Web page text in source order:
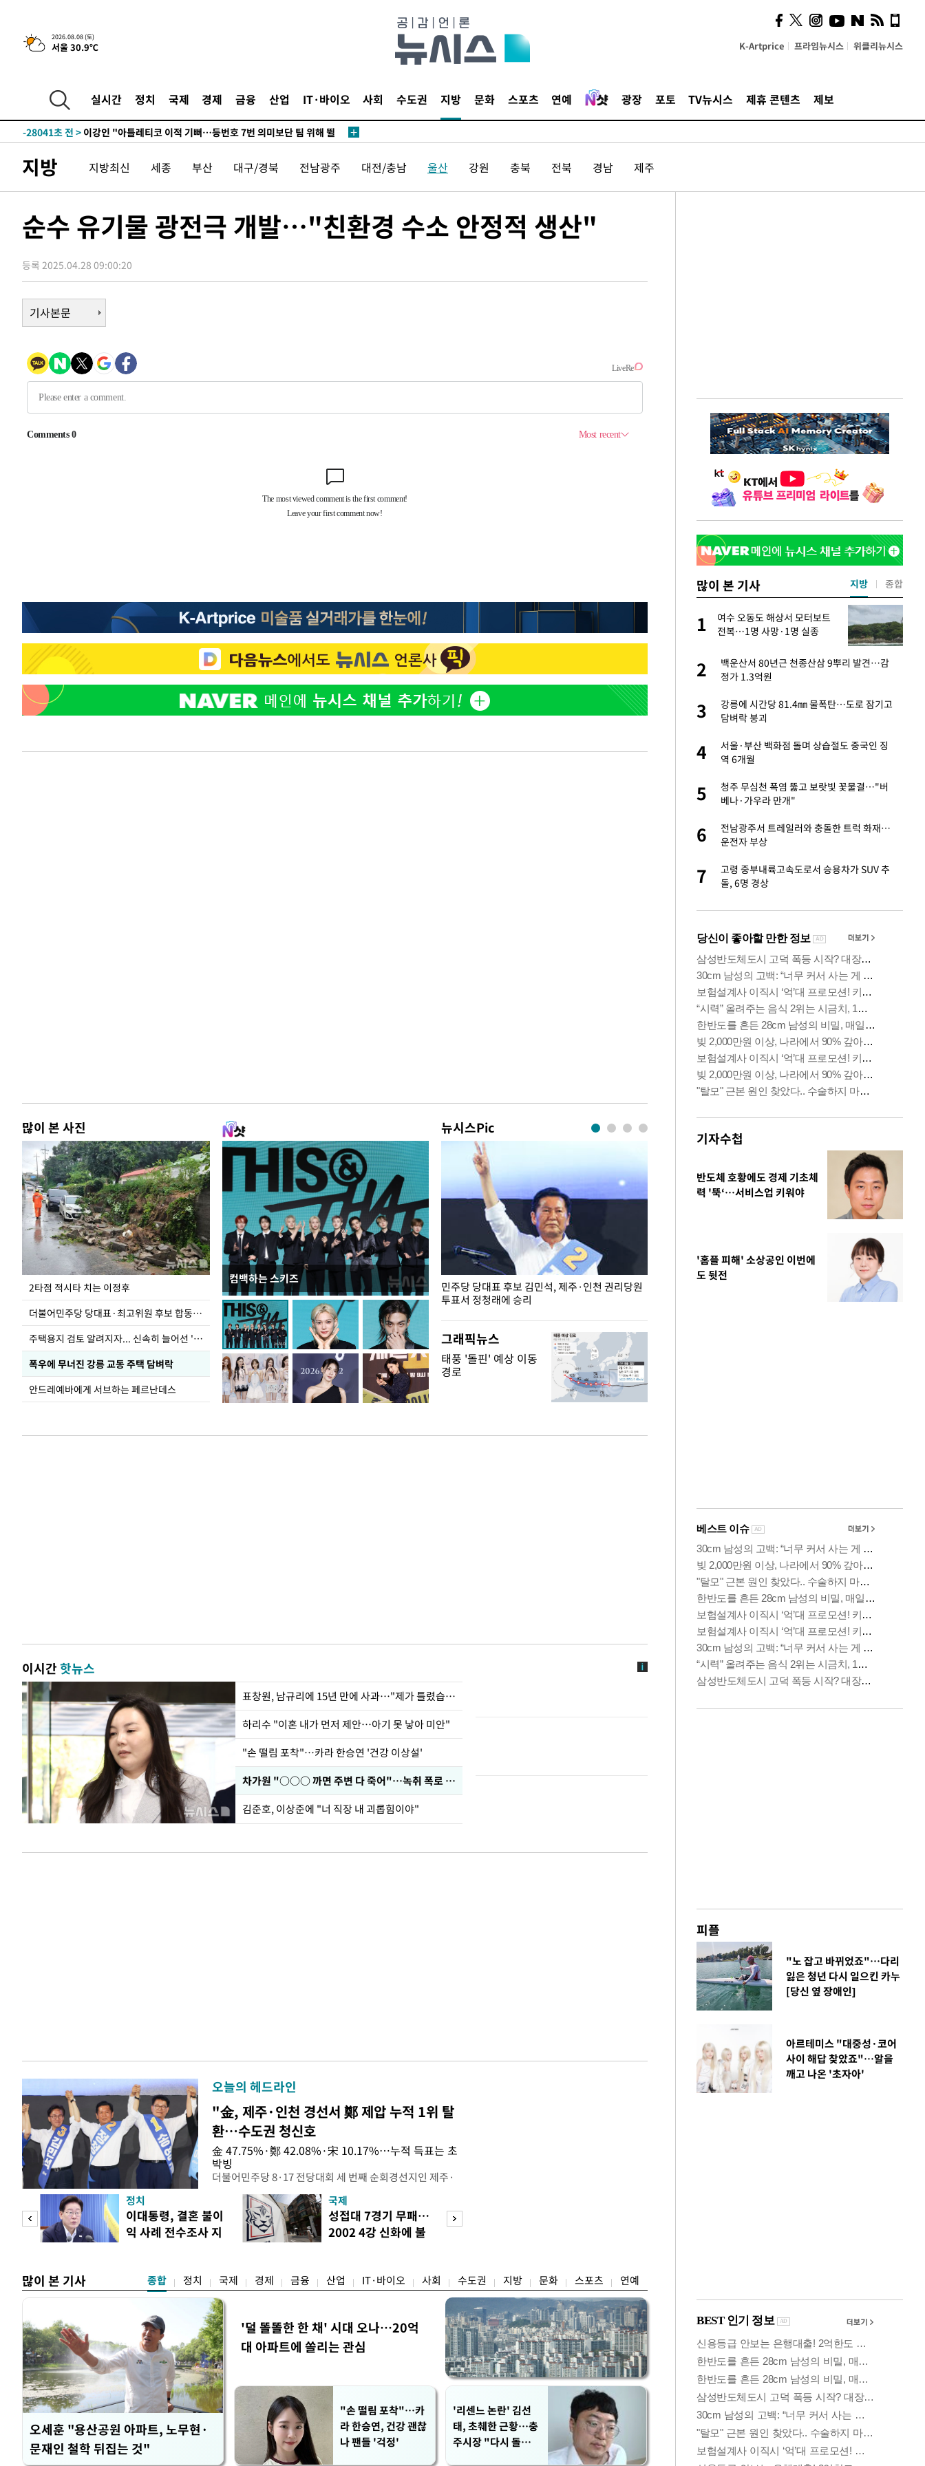
2026.08.08 (토)
서울 30.9℃ K-Artprice 프라임뉴시스 위클리뉴시스
실시간 정치 국제 경제 금융 산업 IT·바이오 사회 수도권 지방 문화 스포츠 연예 광장 포토 TV뉴시스 제휴 콘텐츠 제보
6시간 전 >[속보]뉴욕증시 상승 마감…S&P 0.6% 나스닥 1.3%↑
-29272초 전 >[속보]與최고위원 제주·인천 순회경선…박선원·최민희·서미화·
청래 44.56%
-28507초 전 >
[속보]與 대표 경선 제주·인천 당원투표…金 47.75%·鄭
42.08%·宋 10.17%
-28041초 전 >
것"
-27976초 전 > [속보]與 당대표 경선, 제주·인천 권리당원 투표 김민석 승리
-21020초 전 >
[속보]이강인 "감독님이 원하는 마음 느꼈고, 많은 트로피 원해 아
-20802초 전 >수도권 40도 육박 '펄펄'…동해안 일부 지역엔 호의주의보
-13716초 전 >강릉에 시간당 81.4㎜ 물폭탄…도로 잠기고 담벼락 붕괴
-7533초 전 >선재도서 해루질 나섰다 실종 60대, 닷새 만에 숨진 채 발견
-5067초 전 >남자 농구, 나고야 아시안게임서 '홈팀' 일본과 한일전
-4443초 전 >
-670초 전 >극한폭염 한풀 꺾이지만…'낮 최고 35도' 무더위, 열대야 계속[다음주
1시간 전 > [속보]'압수수색·성접대 논란' 축구협회 "실망과 걱정 안겨드려 죄송"
4시간 전 >'최고 37도' 폭염 지속…강원동해안 최대 150㎜ 비
6시간 전 >[속보]뉴욕증시 상승 마감…S&P 0.6% 나스닥 1.3%↑
한민수·김용 순
-29225초 전 >
이강인 "아틀레티코 이적 기뻐…등번호 7번 의미보단 팀 위해 뛸
[속보]與 당대표 경선, 제주·인천 권리당원 투표 김민석 승리
낮 최고 35도 '무더위'…동해안 시간당 30㎜ '강한 비'[내일날씨]
-9823초 전 >
백운산서 80년근 천종산삼 9뿌리 발견…감정가 1.3억원
-7533초 전 >선재도서 해루질 나섰다 실종 60대, 닷새 만에 숨진 채 발견
-5067초 전 > 남자 농구, 나고야 아시안게임서 '홈팀' 일본과 한일전
-4443초 전 >여수 오동도 해상서 모터보트 전복…1명 사망·1명 실종
-670초 전 >
극한폭염 한풀 꺾이지만…'낮 최고 35도' 무더위, 열대야 계속[다음주
날씨]
38분 전 >
축구협회 "압수수색·성접대 논란 사과…쇄신의 기회로 삼겠다"
4시간 전 >'최고 37도' 폭염 지속…강원동해안 최대 150㎜ 비
지방 지방최신 세종 부산 대구/경북 전남광주 대전/충남 울산 강원 충북 전북 경남 제주
순수 유기물 광전극 개발…"친환경 수소 안정적 생산"
등록 2025.04.28 09:00:20
기사본문
많이 본 사진
2타점 적시타 치는 이정후
더불어민주당 당대표·최고위원 후보 합동연설회
주택용지 검토 알려지자... 신속히 늘어선 '근조화환'
폭우에 무너진 강릉 교동 주택 담벼락
안드레예바에게 서브하는 페르난데스
컴백하는 스키즈
뉴시스Pic
이번주 국회에는 무슨 일이? [뉴시스국회토pic]
민주당 당대표 후보 김민석, 제주·인천 권리당원
투표서 정청래에 승리
무더위 잊는 도심형 여름 축제 '2026 서울 바캉스 용산어린이정원
그래픽뉴스
태풍 '돌핀' 예상 이동
경로
이시간핫뉴스
표창원, 남규리에 15년 만에 사과…"제가 틀렸습니다"
하리수 "이혼 내가 먼저 제안…아기 못 낳아 미안"
"손 떨림 포착"…카라 한승연 '건강 이상설'
차가원 "○○○ 까면 주변 다 죽어"…녹취 폭로 파장
김준호, 이상준에 "너 직장 내 괴롭힘이야"
오늘의 헤드라인
"金, 제주·인천 경선서 鄭 제압 누적 1위 탈
환…수도권 청신호
金 47.75%·鄭 42.08%·宋 10.17%…누적 득표는 초
박빙
더불어민주당 8·17 전당대회 세 번째 순회경선지인 제주·
인천 권리당원 투표에서 김민석 당대표 후보가 승리했다. 지
난주 첫 주말 순회경선에서 충청권은 김 후보가, 부산·울산·
경남에서는 정청래 후보가 승리한 바 있다. 소병훈 민주당 중
앙당 선관위원장은 8일 제주·인천 순회경선 권리당원 투표
정치
이대통령, 결혼 불이
익 사례 전수조사 지
국제
성접대 7경기 무패…
2002 4강 신화에 불
많이 본 기사 종합 정치 국제 경제 금융 산업 IT·바이오 사회 수도권 지방 문화 스포츠 연예
오세훈 "용산공원 아파트, 노무현·
문재인 철학 뒤집는 것"
'덜 똘똘한 한 채' 시대 오나…20억
대 아파트에 쏠리는 관심
"손 떨림 포착"…카
라 한승연, 건강 괜찮
나 팬들 '걱정'
'리센느 논란' 김선
태, 초췌한 근황…충
주시장 "다시 돌아올
많이 본 기사
오세훈 "용산공원 아파트, 노
무현·문재인 철학 뒤집는 것"
2
에 쏠리는 관심[세제 개편, 그 이후②]
3
"손 떨림 포착"…카라 한승연, 건강 괜찮나
팬들 '걱정'
4
1
여수 오동도 해상서 모터보트
전복…1명 사망·1명 실종
2
백운산서 80년근 천종산삼 9뿌리 발견…감
정가 1.3억원
3
강릉에 시간당 81.4㎜ 물폭탄…도로 잠기고
담벼락 붕괴
4
서울·부산 백화점 돌며 상습절도 중국인 징
역 6개월
5
청주 무심천 폭염 뚫고 보랏빛 꽃물결…"버
베나·가우라 만개"
6
전남광주서 트레일러와 충돌한 트럭 화재…
운전자 부상
7
고령 중부내륙고속도로서 승용차가 SUV 추
돌, 6명 경상
지방 종합
기자수첩
반도체 호황에도 경제 기초체
력 '뚝‘…서비스업 키워야
'홈플 피해' 소상공인 이번에
도 뒷전
피플
"노 잡고 바뀌었죠"…다리
잃은 청년 다시 일으킨 카누
[당신 옆 장애인]
아르테미스 "대중성·코어
사이 해답 찾았죠"…알을
깨고 나온 '초자아'